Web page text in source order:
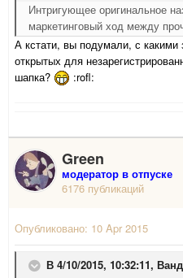
Интригующее оригинальное
маркетинговый ход между
А кстати, вы подумали, с какими
открытых для
шапка?
:rofl:
Green
модератор в отпуске
6176 публикаций
Опубликовано: 10 Apr 2015
В 4/10/2015, 10:32:11,